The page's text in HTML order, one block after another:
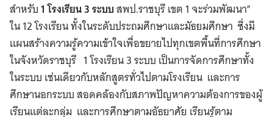
สำหรับ1 โรงเรียน 3 ระบบสพป.ราชบุรี เขต 1 จะร่วมพัฒนา”
ใน 12 โรงเรียน ทั้งในระดับประถมศึกษาและมัธยมศึกษา ซึ่งมี
แผนสร้างความรู้ความเข้าใจเพื่อขยายไปทุกเขตพื้นที่การศึกษา
ในจังหวัดราชบุรี 1 โรงเรียน 3 ระบบ เป็นการจัดการศึกษาทั้ง
ในระบบ เช่นเดียวกับหลักสูตรทั่วไปตามโรงเรียน และการ
ศึกษานอกระบบ สอดคล้องกับสภาพปัญหาความต้องการของผู้
เรียนแต่ละกลุ่ม และการศึกษาตามอัธยาศัย เรียนรู้ตาม